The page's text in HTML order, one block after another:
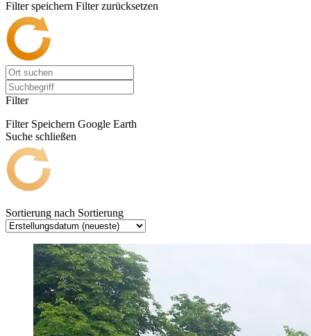
Filter speichern Filter zurücksetzen
Filter
Filter Speichern Google Earth
Suche schließen
Sortierung nach Sortierung